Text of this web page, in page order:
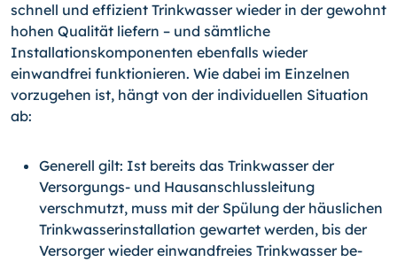
schnell und effizient Trinkwasser wieder in der gewohnt
hohen Qualität liefern – und sämtliche
Installationskomponenten ebenfalls wieder
einwandfrei funktio­nieren. Wie dabei im Einzelnen
vorzugehen ist, hängt von der individuellen Situation
ab:
Generell gilt: Ist bereits das Trinkwasser der
Versorgungs- und Hausanschluss­leitung
verschmutzt, muss mit der Spülung der häuslichen
Trinkwasserinstalla­tion gewartet werden, bis der
Versorger wieder einwandfreies Trinkwasser be­